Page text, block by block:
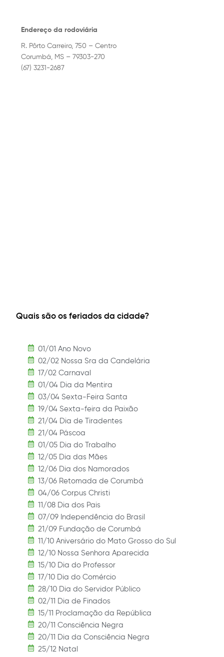
Endereço da rodoviária
R. Pôrto Carreiro, 750 – Centro
Corumbá, MS – 79303-270
(67) 3231-2687
Quais são os feriados da cidade?
01/01 Ano Novo
02/02 Nossa Sra da Candelária
17/02 Carnaval
01/04 Dia da Mentira
03/04 Sexta-Feira Santa
19/04 Sexta-feira da Paixão
21/04 Dia de Tiradentes
21/04 Páscoa
01/05 Dia do Trabalho
12/05 Dia das Mães
12/06 Dia dos Namorados
13/06 Retomada de Corumbá
04/06 Corpus Christi
11/08 Dia dos Pais
07/09 Independência do Brasil
21/09 Fundação de Corumbá
11/10 Aniversário do Mato Grosso do Sul
12/10 Nossa Senhora Aparecida
15/10 Dia do Professor
17/10 Dia do Comércio
28/10 Dia do Servidor Público
02/11 Dia de Finados
15/11 Proclamação da República
20/11 Consciência Negra
20/11 Dia da Consciência Negra
25/12 Natal